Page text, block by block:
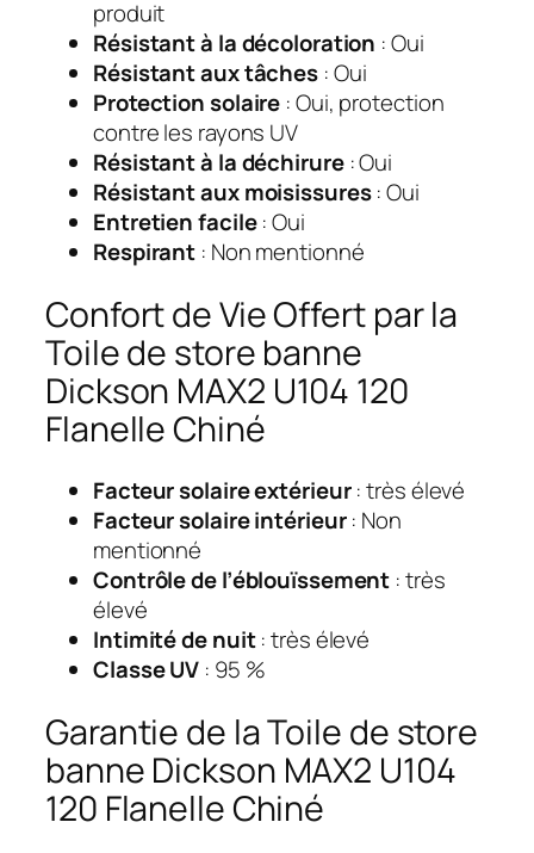
produit
Résistant à la décoloration : Oui
Résistant aux tâches : Oui
Protection solaire : Oui, protection
contre les rayons UV
Résistant à la déchirure: Oui
Résistant aux moisissures: Oui
Entretien facile: Oui
Respirant : Non mentionné
Confort de Vie Offert par la
Toile de store banne
Dickson MAX2 U104 120
Flanelle Chiné
Facteur solaire extérieur: très élevé
Facteur solaire intérieur: Non
mentionné
Contrôle de l’éblouïssement : très
élevé
Intimité de nuit: très élevé
Classe UV : 95 %
Garantie de la Toile de store
banne Dickson MAX2 U104
120 Flanelle Chiné